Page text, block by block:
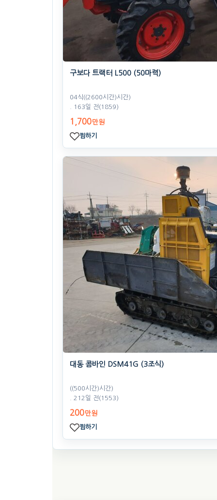
구보다 트랙터 L500 (50마력)
04식((2600시간)시간)
. 163일 전(1859)
1,700만원
찜하기
대동 콤바인 DSM41G (3조식)
((500시간)시간)
. 212일 전(1553)
200만원
찜하기